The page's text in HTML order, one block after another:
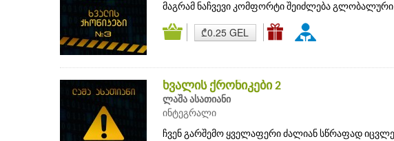
მაგრამ ნაჩვევი კომფორტი შეიძლება
₾0.25 GEL
ხვალის ქრონიკები 2
ლაშა ასათიანი
ინტეგრალი
ჩვენ გარშემო ყველაფერი ძალიან სწრაფად